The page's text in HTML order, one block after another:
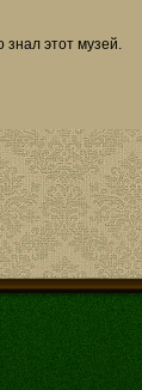
этот музей.